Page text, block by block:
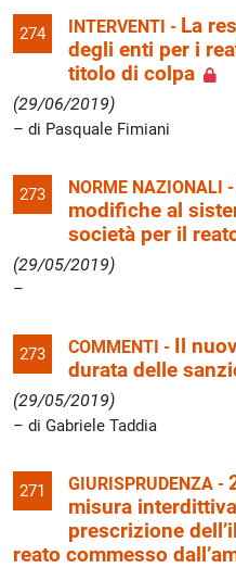
274 INTERVENTI - La
degli enti per i
titolo di colpa
(29/06/2019)
di Pasquale Fimiani
273 NORME NAZIONALI -
modifiche al
società per il
(29/05/2019)
273 COMMENTI - Il
durata delle
(29/05/2019)
di Gabriele Taddia
271 GIURISPRUDENZA -
misura
prescrizione
reato commesso